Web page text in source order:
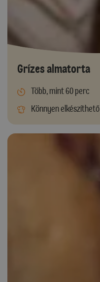
Grízes almatorta
Több, mint 60 perc
Könnyen elkészíthető